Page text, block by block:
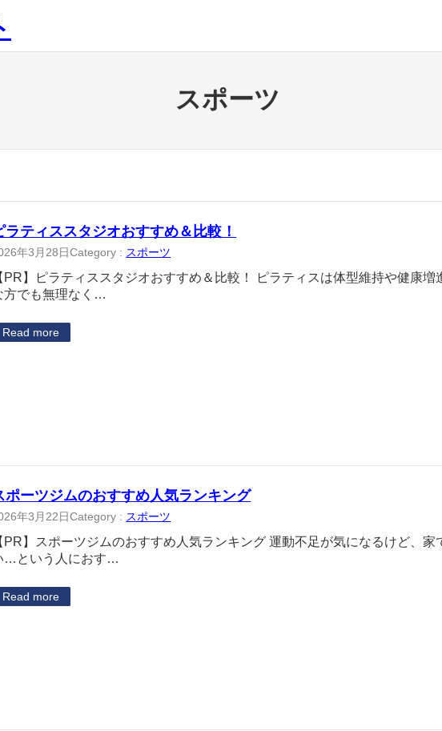
スポーツ
ラティススタジオおすすめ＆比較！
年3月28日Category : スポーツ
PR】ピラティススタジオおすすめ＆比較！ ピラティスは体型維持や健康
方でも無理なく…
Read more
ポーツジムのおすすめ人気ランキング
年3月22日Category : スポーツ
PR】スポーツジムのおすすめ人気ランキング 運動不足が気になるけど、家
…という人におす…
Read more